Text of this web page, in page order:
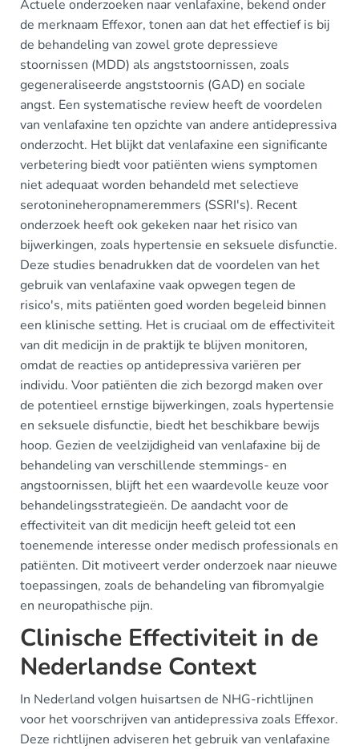
Actuele onderzoeken naar venlafaxine, bekend onder
de merknaam Effexor, tonen aan dat het effectief is bij
de behandeling van zowel grote depressieve
stoornissen (MDD) als angststoornissen, zoals
gegeneraliseerde angststoornis (GAD) en sociale
angst. Een systematische review heeft de voordelen
van venlafaxine ten opzichte van andere antidepressiva
onderzocht. Het blijkt dat venlafaxine een significante
verbetering biedt voor patiënten wiens symptomen
niet adequaat worden behandeld met selectieve
serotonineheropnameremmers (SSRI's). Recent
onderzoek heeft ook gekeken naar het risico van
bijwerkingen, zoals hypertensie en seksuele disfunctie.
Deze studies benadrukken dat de voordelen van het
gebruik van venlafaxine vaak opwegen tegen de
risico's, mits patiënten goed worden begeleid binnen
een klinische setting. Het is cruciaal om de effectiviteit
van dit medicijn in de praktijk te blijven monitoren,
omdat de reacties op antidepressiva variëren per
individu. Voor patiënten die zich bezorgd maken over
de potentieel ernstige bijwerkingen, zoals hypertensie
en seksuele disfunctie, biedt het beschikbare bewijs
hoop. Gezien de veelzijdigheid van venlafaxine bij de
behandeling van verschillende stemmings- en
angstoornissen, blijft het een waardevolle keuze voor
behandelingsstrategieën. De aandacht voor de
effectiviteit van dit medicijn heeft geleid tot een
toenemende interesse onder medisch professionals en
patiënten. Dit motiveert verder onderzoek naar nieuwe
toepassingen, zoals de behandeling van fibromyalgie
en neuropathische pijn.
Clinische Effectiviteit in de
Nederlandse Context
In Nederland volgen huisartsen de NHG-richtlijnen
voor het voorschrijven van antidepressiva zoals Effexor.
Deze richtlijnen adviseren het gebruik van venlafaxine